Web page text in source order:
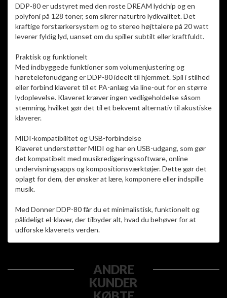
DDP-80 er udstyret med den roste DREAM lydchip og en
polyfoni på 128 toner, som sikrer naturtro lydkvalitet. Det
kraftige forstærkersystem og to stereo højttalere på 20 watt
leverer fyldig lyd, uanset om du spiller subtilt eller kraftfuldt.
Praktisk og funktionelt
Med indbyggede funktioner som volumenjustering og
høretelefonudgang er DDP-80 ideelt til hjemmet. Spil i stilhed
eller forbind klaveret til et PA-anlæg via line-out for en større
lydoplevelse. Klaveret kræver ingen vedligeholdelse såsom
stemning, hvilket gør det til et bekvemt alternativ til akustiske
klaverer.
MIDI-kompatibilitet og USB-forbindelse
Klaveret understøtter MIDI og har en USB-udgang, som gør
det kompatibelt med musikredigeringssoftware, online
undervisningsapps og kompositionsværktøjer. Dette gør det
oplagt for dem, der ønsker at lære, komponere eller indspille
musik.
Med Donner DDP-80 får du et minimalistisk, funktionelt og
pålideligt el-klaver, der tilbyder alt, hvad du behøver for at
udforske klaverets verden.
ANDRE
KUNDER